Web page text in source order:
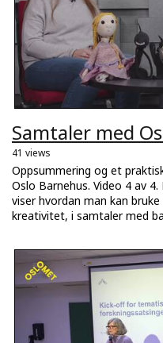
Samtaler med
41 views
Oppsummering og et
Oslo Barnehus. Video 4 av
viser hvordan man kan
kreativitet, i samtaler med